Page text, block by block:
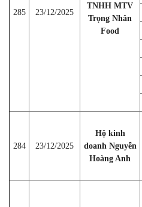
285 23/12/2025
TNHH MTV
Trọng Nhân
Food
284 23/12/2025
Hộ kinh
doanh Nguyễn
Hoàng Anh